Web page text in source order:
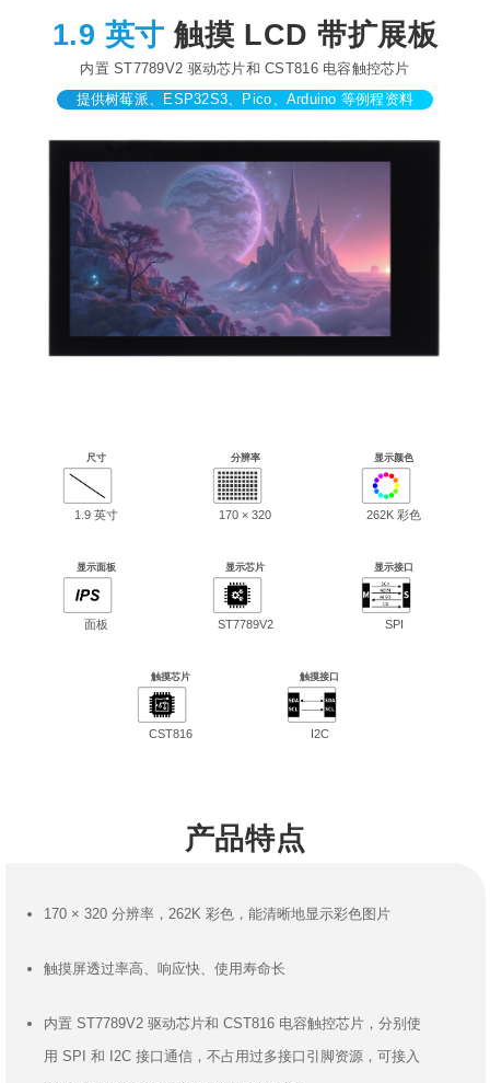
1.9 英寸 触摸 LCD 带扩展板
内置 ST7789V2 驱动芯片和 CST816 电容触控芯片
提供树莓派、ESP32S3、Pico、Arduino 等例程资料
尺寸
1.9 英寸
分辨率
170 × 320
显示颜色
262K 彩色
显示面板
面板
显示芯片
ST7789V2
显示接口
SPI
触摸芯片
CST816
触摸接口
I2C
产品特点
170 × 320 分辨率，262K 彩色，能清晰地显示彩色图片
触摸屏透过率高、响应快、使用寿命长
内置 ST7789V2 驱动芯片和 CST816 电容触控芯片，分别使
用 SPI 和 I2C 接口通信，不占用过多接口引脚资源，可接入